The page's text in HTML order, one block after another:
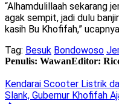
“Alhamdulillaah sekarang
agak sempit, jadi dulu
kasih Bu Khofifah,”
Tag: Besuk Bondowoso
Penulis: WawanEditor:
Kendarai Scooter Listrik
Slank, Gubernur Khofifah